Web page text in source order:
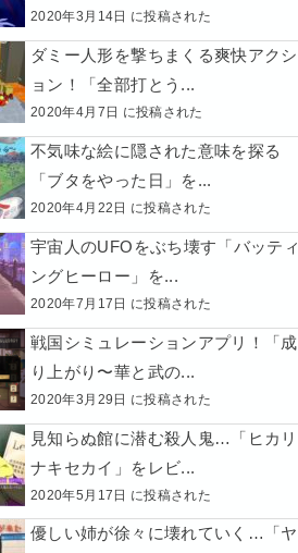
2020年3月14日 に投稿された
ダミー人形を撃ちまくる爽快アクシ
ョン！「全部打とう...
2020年4月7日 に投稿された
不気味な絵に隠された意味を探る
「ブタをやった日」を...
2020年4月22日 に投稿された
宇宙人のUFOをぶち壊す「バッティ
ングヒーロー」を...
2020年7月17日 に投稿された
戦国シミュレーションアプリ！「成
り上がり〜華と武の...
2020年3月29日 に投稿された
見知らぬ館に潜む殺人鬼…「ヒカリ
ナキセカイ」をレビ...
2020年5月17日 に投稿された
優しい姉が徐々に壊れていく…「ヤ